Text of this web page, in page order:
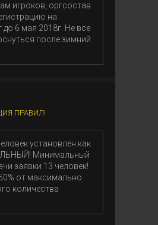
игроков, оргсостав
на
до 6 мая 2018г. Не все
после зимний
ПРАВИЛ!
установлен как
Минимальный
заявки 13 человек!
от максимально
количества